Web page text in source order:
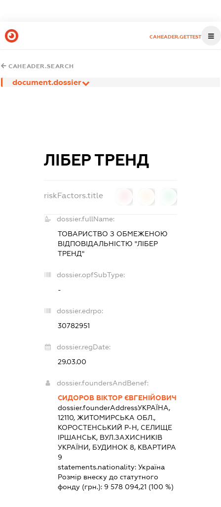
CAHEADER.GETTEST
CAHEADER.SEARCH
document.dossier
ЛІБЕР ТРЕНД
riskFactors.title
dossier.fullName:
ТОВАРИСТВО З ОБМЕЖЕНОЮ
ВІДПОВІДАЛЬНІСТЮ "ЛІБЕР
ТРЕНД"
dossier.opfSubType:
-
dossier.edrpo:
30782951
dossier.regDate:
29.03.00
dossier.foundersAndBenef:
СИДОРОВ ВІКТОР ЄВГЕНІЙОВИЧ
dossier.founderAddressУКРАЇНА,
12110, ЖИТОМИРСЬКА ОБЛ.,
КОРОСТЕНСЬКИЙ Р-Н, СЕЛИЩЕ
ІРШАНСЬК, ВУЛ.ЗАХИСНИКІВ
УКРАЇНИ, БУДИНОК 8, КВАРТИРА
9
statements.nationality: Україна
Розмір внеску до статутного
фонду (грн.): 9 578 094,21 (100 %)